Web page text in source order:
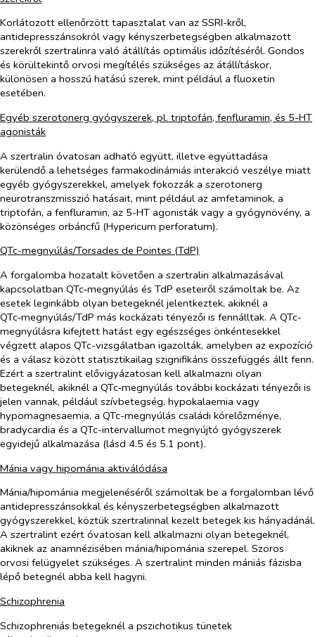
Korlátozott ellenőrzött tapasztalat van az SSRI-kről,
antidepresszánsokról vagy kényszerbetegségben alkalmazott
szerekről szertralinra való átállítás optimális időzítéséről. Gondos
és körültekintő orvosi megítélés szükséges az átállításkor,
különösen a hosszú hatású szerek, mint például a fluoxetin
esetében.
Egyéb szerotonerg gyógyszerek, pl. triptofán, fenfluramin, és 5-HT
agonisták
A szertralin óvatosan adható együtt, illetve együttadása
kerülendő a lehetséges farmakodinámiás interakció veszélye miatt
egyéb gyógyszerekkel, amelyek fokozzák a szerotonerg
neurotranszmisszió hatásait, mint például az amfetaminok, a
triptofán, a fenfluramin, az 5-HT agonisták vagy a gyógynövény, a
közönséges orbáncfű (Hypericum perforatum).
QTc-megnyúlás/Torsades de Pointes (TdP)
A forgalomba hozatalt követően a szertralin alkalmazásával
kapcsolatban QTc‑megnyúlás és TdP eseteiről számoltak be. Az
esetek leginkább olyan betegeknél jelentkeztek, akiknél a
QTc‑megnyúlás/TdP más kockázati tényezői is fennálltak. A QTc-
megnyúlásra kifejtett hatást egy egészséges önkéntesekkel
végzett alapos QTc-vizsgálatban igazolták, amelyben az expozíció
és a válasz között statisztikailag szignifikáns összefüggés állt fenn.
Ezért a szertralint elővigyázatosan kell alkalmazni olyan
betegeknél, akiknél a QTc‑megnyúlás további kockázati tényezői is
jelen vannak, például szívbetegség, hypokalaemia vagy
hypomagnesaemia, a QTc-megnyúlás családi kórelőzménye,
bradycardia és a QTc-intervallumot megnyújtó gyógyszerek
egyidejű alkalmazása (lásd 4.5 és 5.1 pont).
Mánia vagy hipománia aktiválódása
Mánia/hipománia megjelenéséről számoltak be a forgalomban lévő
antidepresszánsokkal és kényszerbetegségben alkalmazott
gyógyszerekkel, köztük szertralinnal kezelt betegek kis hányadánál.
A szertralint ezért óvatosan kell alkalmazni olyan betegeknél,
akiknek az anamnézisében mánia/hipománia szerepel. Szoros
orvosi felügyelet szükséges. A szertralint minden mániás fázisba
lépő betegnél abba kell hagyni.
Schizophrenia
Schizophreniás betegeknél a pszichotikus tünetek